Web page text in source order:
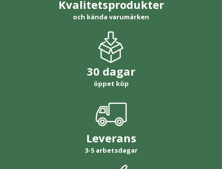
Kvalitetsprodukter
och kända varumärken
30 dagar
öppet köp
Leverans
3-5 arbetsdagar